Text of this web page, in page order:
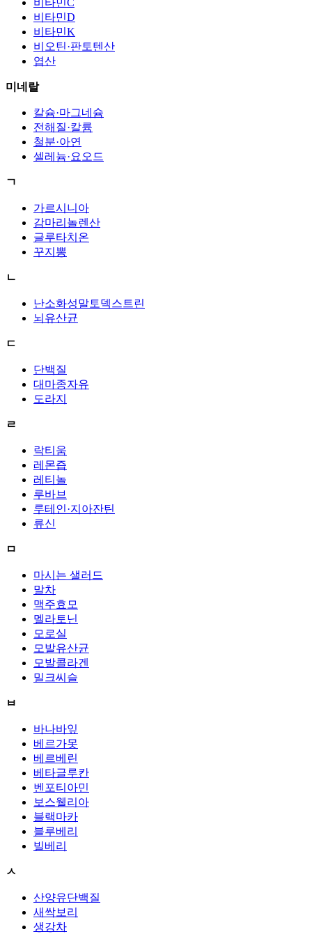
비타민D
비타민K
비오틴·판토텐산
엽산
미네랄
칼슘·마그네슘
전해질·칼륨
철분·아연
셀레늄·요오드
ㄱ
가르시니아
감마리놀렌산
글루타치온
꾸지뽕
ㄴ
난소화성말토덱스트린
뇌유산균
ㄷ
단백질
대마종자유
도라지
ㄹ
락티움
레몬즙
레티놀
루바브
루테인·지아잔틴
류신
ㅁ
마시는 샐러드
말차
맥주효모
멜라토닌
모로실
모발유산균
모발콜라겐
밀크씨슬
ㅂ
바나바잎
베르가못
베르베린
베타글루칸
벤포티아민
보스웰리아
블랙마카
블루베리
빌베리
ㅅ
산양유단백질
새싹보리
생강차